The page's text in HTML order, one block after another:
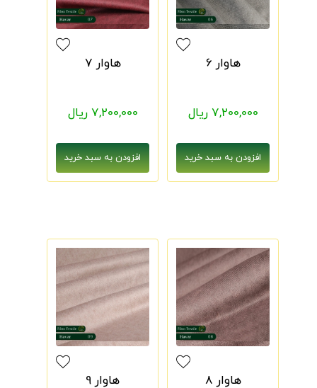
هاوار 6
7,200,000 ریال
هاوار 7
7,200,000 ریال
هاوار 8 هاوار 9